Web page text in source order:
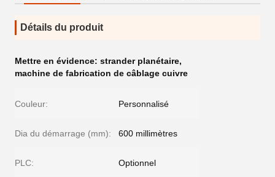
Détails du produit
Mettre en évidence: strander planétaire,
machine de fabrication de câblage cuivre
Couleur: Personnalisé
Dia du démarrage (mm): 600 millimètres
PLC: Optionnel